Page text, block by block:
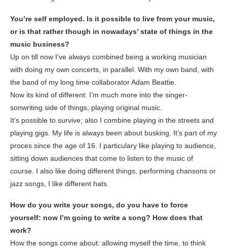
You’re self employed. Is it possible to live from your music,
or is that rather though in nowadays’ state of things in the
music business?
Up on till now I’ve always combined being a working musician
with doing my own concerts, in parallel. With my own band, with
the band of my long time collaborator Adam Beattie.
Now its kind of different: I’m much more into the singer-
sonwriting side of things, playing original music.
It’s possible to survive; also I combine playing in the streets and
playing gigs. My life is always been about busking. It’s part of my
proces since the age of 16. I particulary like playing to audience,
sitting down audiences that come to listen to the music of
course. I also like doing different things, performing chansons or
jazz songs, I like different hats.
How do you write your songs, do you have to force
yourself: now I’m going to write a song? How does that
work?
How the songs come about: allowing myself the time, to think